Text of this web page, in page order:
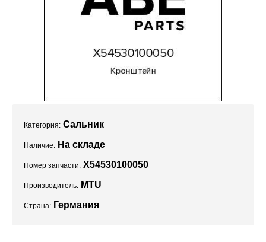
Категория: Сальник
Наличие: На складе
Номер запчасти: X54530100050
Производитель: MTU
Страна: Германия